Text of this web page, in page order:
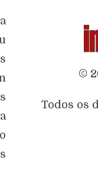
©
Todos os